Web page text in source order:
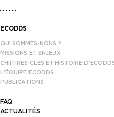
ECODDS
QUI SOMMES-NOUS ?
MISSIONS ET ENJEUX
CHIFFRES CLÉS ET HISTOIRE
L’ÉQUIPE ECODDS
PUBLICATIONS
FAQ
ACTUALITÉS